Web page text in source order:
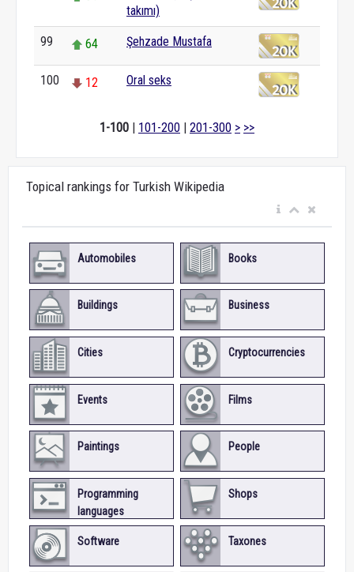
takımı)
99 64 Şehzade Mustafa
100 12 Oral seks
1-100 | 101-200 | 201-300 > >>
Topical rankings for Turkish Wikipedia
Automobiles Books
Buildings Business
Cities Cryptocurrencies
Events Films
Paintings People
Programming
languages
Shops
Software Taxones